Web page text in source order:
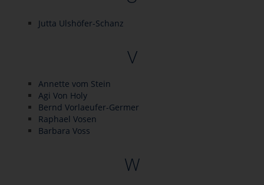
Jutta Ulshöfer-Schanz
V
Annette vom Stein
Agi Von Holy
Bernd Vorlaeufer-Germer
Raphael Vosen
Barbara Voss
W